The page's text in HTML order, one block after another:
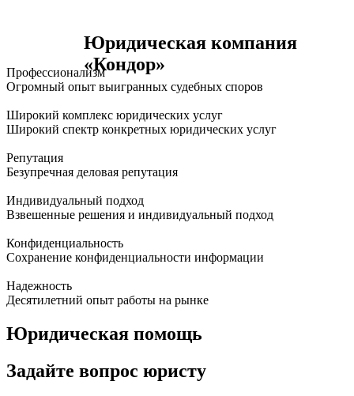
Юридическая компания
«Кондор»
Профессионализм
Огромный опыт выигранных судебных споров
Широкий комплекс юридических услуг
Широкий спектр конкретных юридических услуг
Репутация
Безупречная деловая репутация
Индивидуальный подход
Взвешенные решения и индивидуальный подход
Конфиденциальность
Сохранение конфиденциальности информации
Надежность
Десятилетний опыт работы на рынке
Юридическая помощь
Задайте вопрос юристу